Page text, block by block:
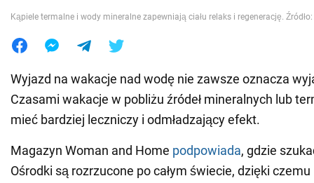
Jedzenie
Kąpiele termalne i wody mineralne zapewniają ciału relaks i regenerację.
Wyjazd na wakacje nad wodę nie zawsze oznacza
Czasami wakacje w pobliżu źródeł mineralnych lub
mieć bardziej leczniczy i odmładzający efekt.
Magazyn Woman and Home podpowiada, gdzie
Ośrodki są rozrzucone po całym świecie, dzięki czemu